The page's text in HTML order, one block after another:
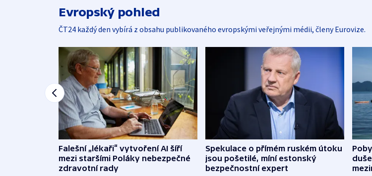
Evropský pohled
ČT24 každý den vybírá z obsahu publikovaného evropskými veřejnými médii, členy Eurovize.
Falešní „lékaři“ vytvoření AI šíří
mezi staršími Poláky nebezpečné
zdravotní rady
Spekulace o přímém ruském útoku
jsou pošetilé, míní estonský
bezpečnostní expert